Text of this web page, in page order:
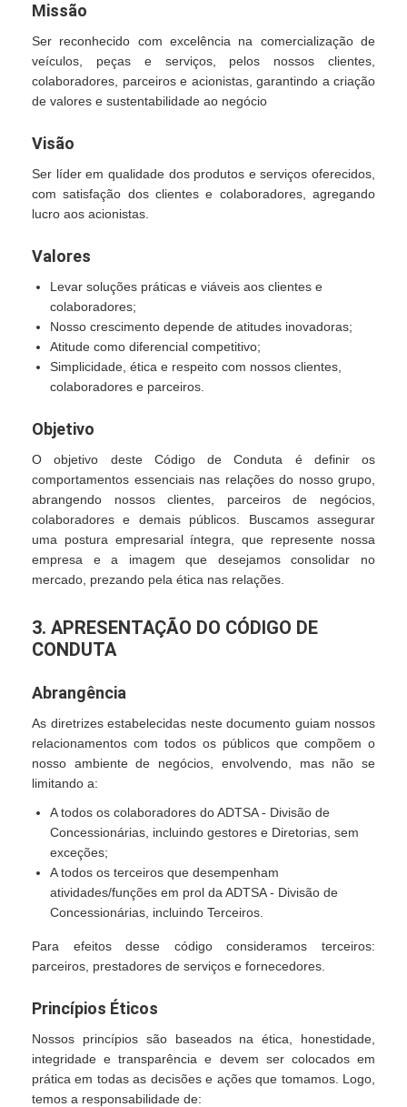
Missão
Ser reconhecido com excelência na comercialização de
veículos, peças e serviços, pelos nossos clientes,
colaboradores, parceiros e acionistas, garantindo a criação
de valores e sustentabilidade ao negócio
Visão
Ser líder em qualidade dos produtos e serviços oferecidos,
com satisfação dos clientes e colaboradores, agregando
lucro aos acionistas.
Valores
Levar soluções práticas e viáveis aos clientes e
colaboradores;
Nosso crescimento depende de atitudes inovadoras;
Atitude como diferencial competitivo;
Simplicidade, ética e respeito com nossos clientes,
colaboradores e parceiros.
Objetivo
O objetivo deste Código de Conduta é definir os
comportamentos essenciais nas relações do nosso grupo,
abrangendo nossos clientes, parceiros de negócios,
colaboradores e demais públicos. Buscamos assegurar
uma postura empresarial íntegra, que represente nossa
empresa e a imagem que desejamos consolidar no
mercado, prezando pela ética nas relações.
3. APRESENTAÇÃO DO CÓDIGO DE
CONDUTA
Abrangência
As diretrizes estabelecidas neste documento guiam nossos
relacionamentos com todos os públicos que compõem o
nosso ambiente de negócios, envolvendo, mas não se
limitando a:
A todos os colaboradores do ADTSA - Divisão de
Concessionárias, incluindo gestores e Diretorias, sem
exceções;
A todos os terceiros que desempenham
atividades/funções em prol da ADTSA - Divisão de
Concessionárias, incluindo Terceiros.
Para efeitos desse código consideramos terceiros:
parceiros, prestadores de serviços e fornecedores.
Princípios Éticos
Nossos princípios são baseados na ética, honestidade,
integridade e transparência e devem ser colocados em
prática em todas as decisões e ações que tomamos. Logo,
temos a responsabilidade de: